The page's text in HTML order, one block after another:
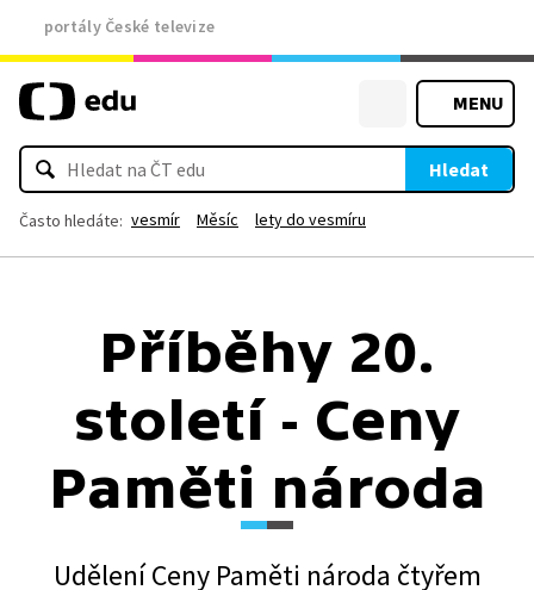
portály České televize
MENU
Hledat
Často hledáte: vesmír Měsíc lety do vesmíru
Příběhy 20.
století - Ceny
Paměti národa
Udělení Ceny Paměti národa čtyřem